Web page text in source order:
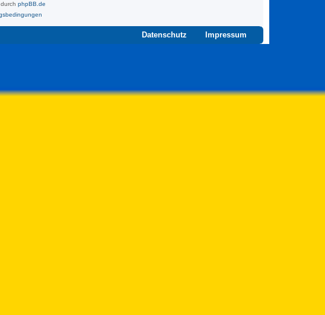
phpBB.de
Datenschutz Impressum